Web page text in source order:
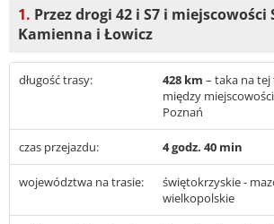
1. Przez drogi 42 i S7 i miejscowości
Kamienna i Łowicz
długość trasy: 428 km – taka na tej
między
Poznań
czas przejazdu: 4 godz. 40 min
województwa na trasie:
świętokrzyskie -
wielkopolskie